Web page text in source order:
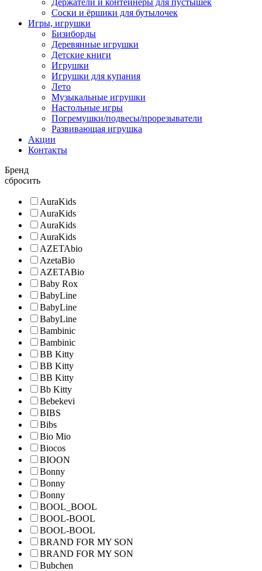
Соски и ёршики для бутылочек
Игры, игрушки
Бизиборды
Деревянные игрушки
Детские книги
Игрушки
Игрушки для купания
Лето
Музыкальные игрушки
Настольные игры
Погремушки/подвесы/прорезыватели
Развивающая игрушка
Акции
Контакты
Бренд
сбросить
AuraKids
AuraKids
AuraKids
AuraKids
AZETAbio
AzetaBio
AZETABio
Baby Rox
BabyLine
BabyLine
BabyLine
Bambinic
Bambinic
BB Kitty
BB Kitty
BB Kitty
Bb Kitty
Bebekevi
BIBS
Bibs
Bio Mio
Biocos
BIOON
Bonny
Bonny
Bonny
BOOL_BOOL
BOOL-BOOL
BOOL-BOOL
BRAND FOR MY SON
BRAND FOR MY SON
Bubchen